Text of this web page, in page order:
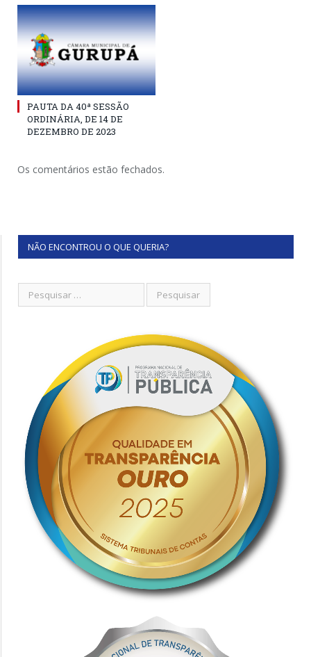
PAUTA DA 40ª SESSÃO
ORDINÁRIA, DE 14 DE
DEZEMBRO DE 2023
Os comentários estão fechados.
NÃO ENCONTROU O QUE QUERIA?